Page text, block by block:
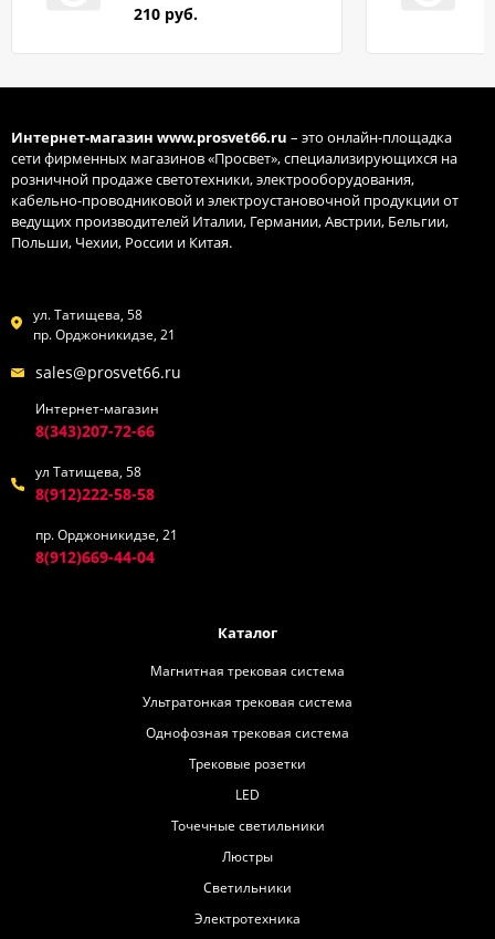
210 руб.
Интернет-магазин www.prosvet66.ru – это онлайн-площадка
сети фирменных магазинов «Просвет», специализирующихся на
розничной продаже светотехники, электрооборудования,
кабельно-проводниковой и электроустановочной продукции от
ведущих производителей Италии, Германии, Австрии, Бельгии,
Польши, Чехии, России и Китая.
ул. Татищева, 58
пр. Орджоникидзе, 21
sales@prosvet66.ru
Интернет-магазин
8(343)207-72-66
ул Татищева, 58
8(912)222-58-58
пр. Орджоникидзе, 21
8(912)669-44-04
Каталог
Магнитная трековая система
Ультратонкая трековая система
Однофозная трековая система
Трековые розетки
LED
Точечные светильники
Люстры
Светильники
Электротехника